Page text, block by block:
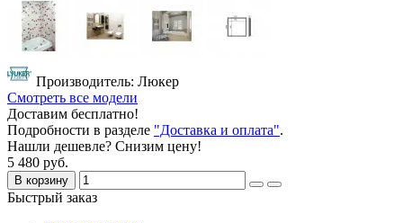
Производитель: Люкер
Смотреть все модели
Доставим бесплатно!
Подробности в разделе "Доставка и оплата".
Нашли дешевле? Снизим цену!
5 480 руб.
В корзину
Быстрый заказ